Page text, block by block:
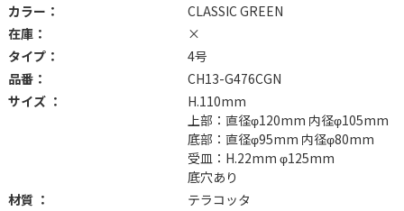
カラー：
CLASSIC GREEN
在庫：
×
タイプ：
4号
品番：
CH13-G476CGN
サイズ ：
H.110mm
上部：直径φ120mm 内径φ105mm
底部：直径φ95mm 内径φ80mm
受皿：H.22mm φ125mm
底穴あり
材質 ：
テラコッタ